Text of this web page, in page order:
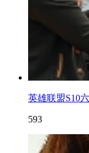
英雄联盟S10
593